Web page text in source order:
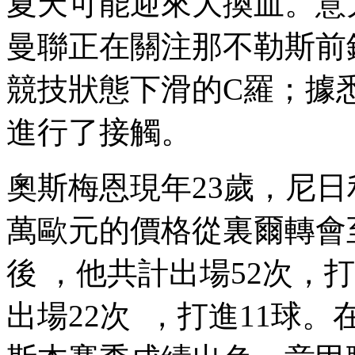
曼聯正在關注那不勒斯前
競技狀態下滑的C羅；據悉
進行了接觸。
奧斯梅恩現年23歲，尼日
萬歐元的價格從裏爾轉會
後 ，他共計出場52次 
出場22次  ，打進11球